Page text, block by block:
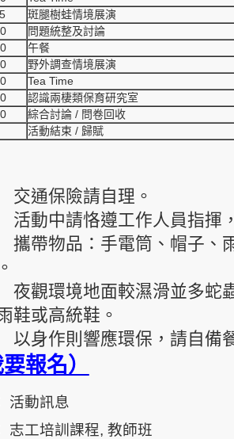
斑腿樹蛙情境展演
問題統整及討論
午餐
野外調查情境展演
Tea Time
認識兩棲類保育研究室
綜合討論 / 問卷回收
活動結束 / 歸賦
通保險請自理。
中請恪遵工作人員指揮
物品：手電筒、帽子、
環境地面較濕滑並多蛇蟲
鞋或高統鞋。
作則響應環保，請自備
要報名）
活動訊息
志工培訓課程, 教師班